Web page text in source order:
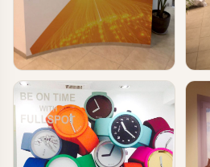
טפטים ומדבקות קיר בעסקים
מדבקות טפט לעסקים